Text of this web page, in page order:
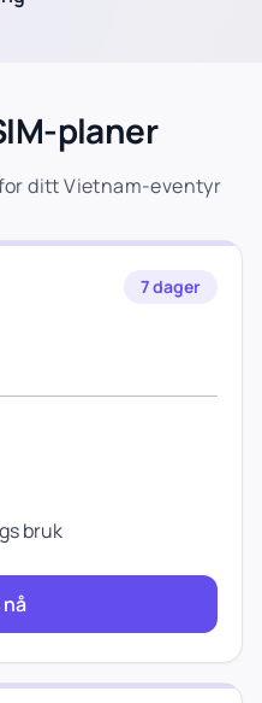
planer
ditt Vietnam-eventyr
7 dager
bruk
nå